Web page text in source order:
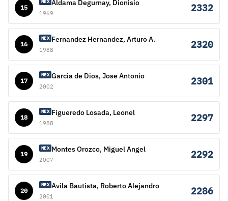
15
MEX Aldama Degurnay, Dionisio
1969 2332
16
MEX Fernandez Hernandez, Arturo A.
1988 2320
17
MEX Garcia de Dios, Jose Antonio
2002 2301
18
MEX Figueredo Losada, Leonel
1988 2297
19
MEX Montes Orozco, Miguel Angel
2007 2292
20
MEX Avila Bautista, Roberto Alejandro
2001 2286